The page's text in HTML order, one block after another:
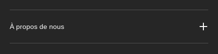
À propos de nous